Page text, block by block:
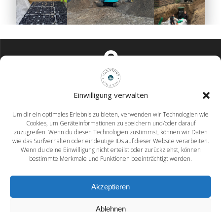
Einwilligung verwalten
Um dir ein optimales Erlebnis zu bieten, verwenden wir Technologien wie
Cookies, um Geräteinformationen zu speichern und/oder darauf
zuzugreifen. Wenn du diesen Technologien zustimmst, können wir Daten
wie das Surfverhalten oder eindeutige IDs auf dieser Website verarbeiten.
Wenn du deine Einwilligung nicht erteilst oder zurückziehst, können
bestimmte Merkmale und Funktionen beeinträchtigt werden.
Akzeptieren
Ablehnen
Mahlower Dorfstraße 12 15831 Blankenfelde-Mahlow
info@max-stone.de